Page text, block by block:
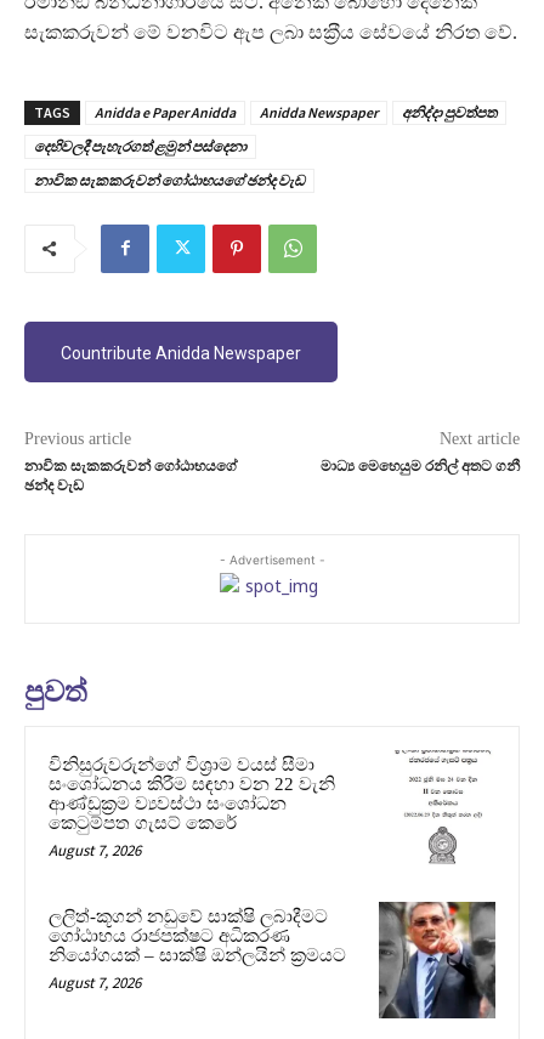
සැකකරුවන් මේ වනවිට ඇප ලබා සක‍්‍රීය සේවයේ නිරත වේ.
TAGS Anidda e Paper Anidda Anidda Newspaper
අනිද්දා පුවත්පත
දෙහිවලදී පැහැරගත් ළමුන් පස්දෙනා
නාවික සැකකරුවන් ගෝඨාභයගේ ඡන්ද වැඩ
Countribute Anidda Newspaper
Previous article
නාවික සැකකරුවන් ගෝඨාභයගේ
ඡන්ද වැඩ
Next article
මාධ්‍ය මෙහෙයුම රනිල් අතට ගනී
- Advertisement -
පුවත්
විනිසුරුවරුන්ගේ විශ්‍රාම වයස් සීමා
සංශෝධනය කිරීම සඳහා වන 22 වැනි
ආණ්ඩුක්‍රම ව්‍යවස්ථා සංශෝධන
කෙටුම්පත ගැසට් කෙරේ
August 7, 2026
ලලිත්-කූගන් නඩුවේ සාක්ෂි ලබාදීමට
ගෝඨාභය රාජපක්ෂට අධිකරණ
නියෝගයක් – සාක්ෂි ඔන්ලයින් ක්‍රමයට
August 7, 2026